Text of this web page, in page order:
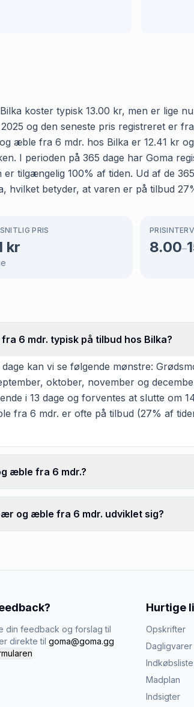
koster typisk 13.00 kr, men er lige
og den seneste pris registreret er
æble fra 6 mdr. hos Bilka er 12.41 kr
I perioden på 365 dage har Goma
er tilgængelig 100% af tiden. Ud af de
hvilket betyder, at varen er på tilbud
PRIS
kr 8.00–
6 mdr. typisk på tilbud hos Bilka?
dage kan vi se følgende mønstre:
oktober, november og
i 13 dage og forventes at slutte om
fra 6 mdr. er ofte på tilbud (27% af
æble fra 6 mdr.?
og æble fra 6 mdr. udviklet sig?
din feedback og forslag til
direkte til goma@goma.gg
Hurtige
Opskrifter
Dagligvarer
Indkøbsliste
Madplan
Indsigter